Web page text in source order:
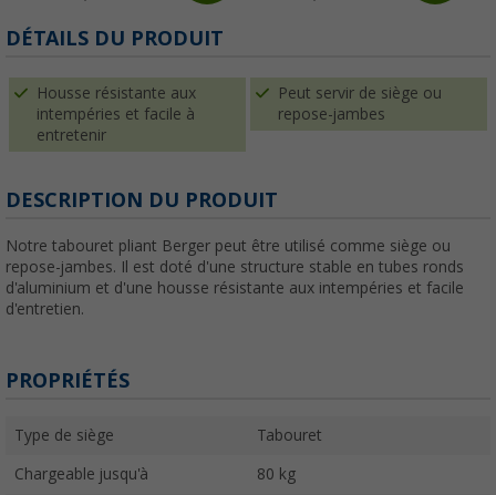
DÉTAILS DU PRODUIT
Housse résistante aux
intempéries et facile à
entretenir
Peut servir de siège ou
repose-jambes
DESCRIPTION DU PRODUIT
Notre tabouret pliant Berger peut être utilisé comme siège ou
repose-jambes. Il est doté d'une structure stable en tubes ronds
d'aluminium et d'une housse résistante aux intempéries et facile
d'entretien.
PROPRIÉTÉS
Type de siège Tabouret
Chargeable jusqu'à 80 kg